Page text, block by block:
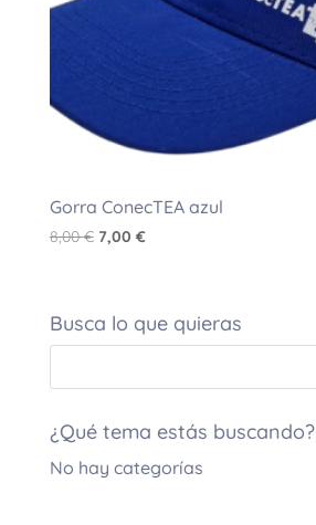
Gorra ConecTEA azul
8,00€ El
era:
8,00 €.
7,00 €El
7,00 €.
Busca lo que quieras
¿Qué tema estás buscando?
No hay categorías